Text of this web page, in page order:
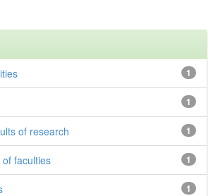
1
1
1
of research
1
faculties
1